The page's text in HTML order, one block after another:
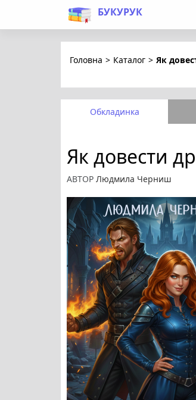
БУКУРУК
Головна > Каталог > Як
Обкладинка
Як довести
АВТОР Людмила Черниш